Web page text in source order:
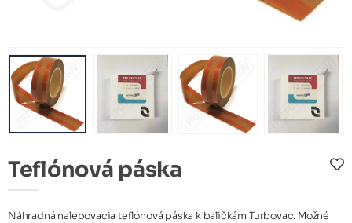
Teflónová páska
Náhradná nalepovacia teflónová páska k baličkám Turbovac. Možné